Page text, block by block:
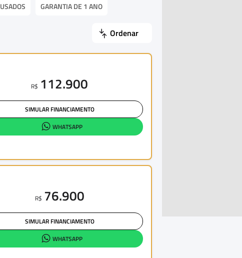
USADOS GARANTIA DE 1 ANO
Ordenar
R$ 112.900
SIMULAR FINANCIAMENTO
WHATSAPP
R$ 76.900
SIMULAR FINANCIAMENTO
WHATSAPP